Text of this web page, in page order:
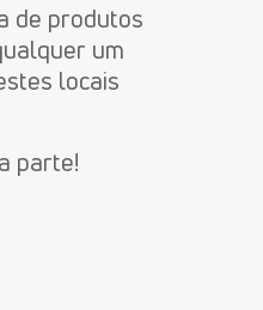
de produtos
um
locais
parte!